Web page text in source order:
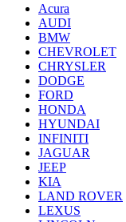
Acura
AUDI
BMW
CHEVROLET
CHRYSLER
DODGE
FORD
HONDA
HYUNDAI
INFINITI
JAGUAR
JEEP
KIA
LAND ROVER
LEXUS